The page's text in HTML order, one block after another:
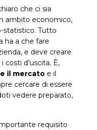
che ci sia
ambito economico,
statistico. Tutto
ha a che fare
e deve creare
d’uscita. È,
il mercato e il
cercare di essere
vedere preparato,
requisito